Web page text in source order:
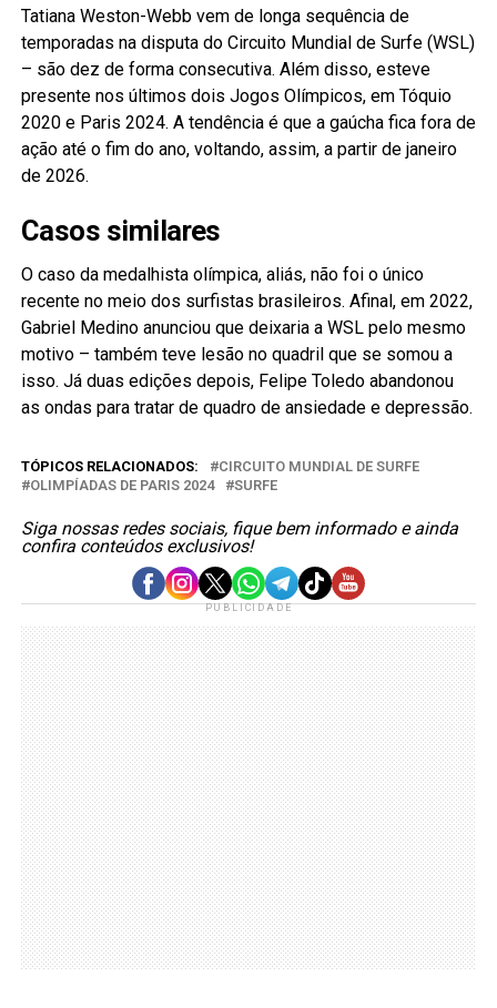
Tatiana Weston-Webb vem de longa sequência de
temporadas na disputa do Circuito Mundial de Surfe (WSL)
– são dez de forma consecutiva. Além disso, esteve
presente nos últimos dois Jogos Olímpicos, em Tóquio
2020 e Paris 2024. A tendência é que a gaúcha fica fora de
ação até o fim do ano, voltando, assim, a partir de janeiro
de 2026.
Casos similares
O caso da medalhista olímpica, aliás, não foi o único
recente no meio dos surfistas brasileiros. Afinal, em 2022,
Gabriel Medino anunciou que deixaria a WSL pelo mesmo
motivo – também teve lesão no quadril que se somou a
isso. Já duas edições depois, Felipe Toledo abandonou
as ondas para tratar de quadro de ansiedade e depressão.
TÓPICOS RELACIONADOS:
CIRCUITO MUNDIAL DE SURFE
OLIMPÍADAS DE PARIS 2024
SURFE
Siga nossas redes sociais, fique bem informado e ainda
confira conteúdos exclusivos!
PUBLICIDADE